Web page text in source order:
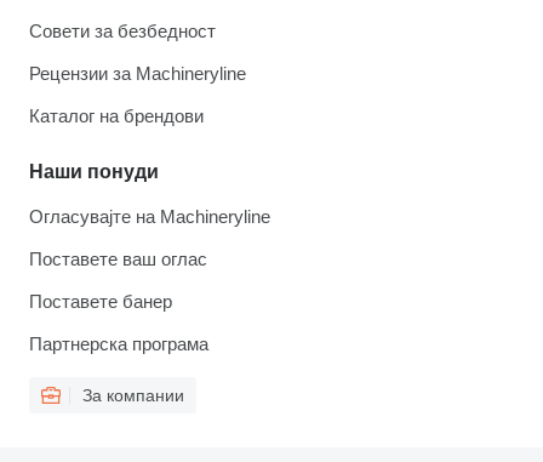
Совети за безбедност
Рецензии за Machineryline
Каталог на брендови
Наши понуди
Огласувајте на Machineryline
Поставете ваш оглас
Поставете банер
Партнерска програма
За компании